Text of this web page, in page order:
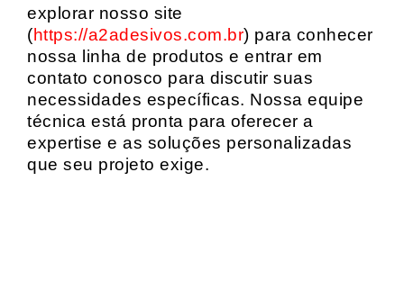
explorar nosso site
(https://a2adesivos.com.br) para conhecer
nossa linha de produtos e entrar em
contato conosco para discutir suas
necessidades específicas. Nossa equipe
técnica está pronta para oferecer a
expertise e as soluções personalizadas
que seu projeto exige.